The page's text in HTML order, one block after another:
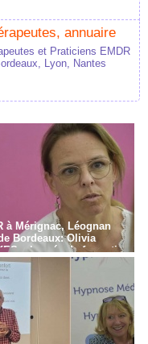
annuaire
et Praticiens EMDR
Lyon, Nantes
à Mérignac, Léognan
Bordeaux: Olivia
chargée de formation